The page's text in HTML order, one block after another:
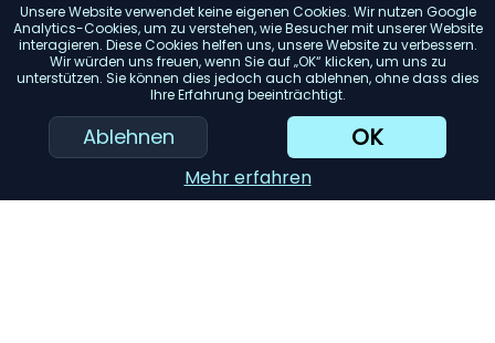
Unsere Website verwendet keine eigenen Cookies. Wir nutzen Google
Analytics-Cookies, um zu verstehen, wie Besucher mit unserer Website
interagieren. Diese Cookies helfen uns, unsere Website zu verbessern.
Wir würden uns freuen, wenn Sie auf „OK“ klicken, um uns zu
unterstützen. Sie können dies jedoch auch ablehnen, ohne dass dies
Ihre Erfahrung beeinträchtigt.
Ablehnen OK
Mehr erfahren
hat seine Vor- und Nachteile. Wählen Sie entsprechend
Ihren Vorlieben.
Mit Kabel oder kabellos: Kabellose Kopfhörer bieten
Bewegungsfreiheit, aber kabelgebundene Kopfhörer
bieten in der Regel eine bessere Tonqualität.
KI-Einkaufsassistent